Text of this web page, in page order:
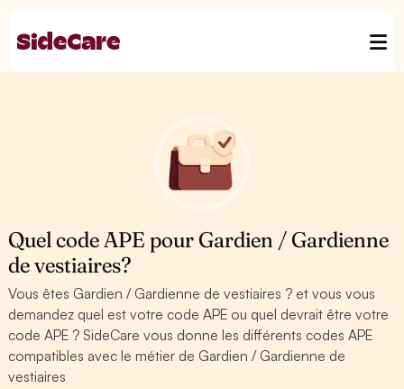
Quel code APE pour Gardien / Gardienne
de vestiaires?
Vous êtes Gardien / Gardienne de vestiaires ? et vous vous
demandez quel est votre code APE ou quel devrait être votre
code APE ? SideCare vous donne les différents codes APE
compatibles avec le métier de Gardien / Gardienne de
vestiaires